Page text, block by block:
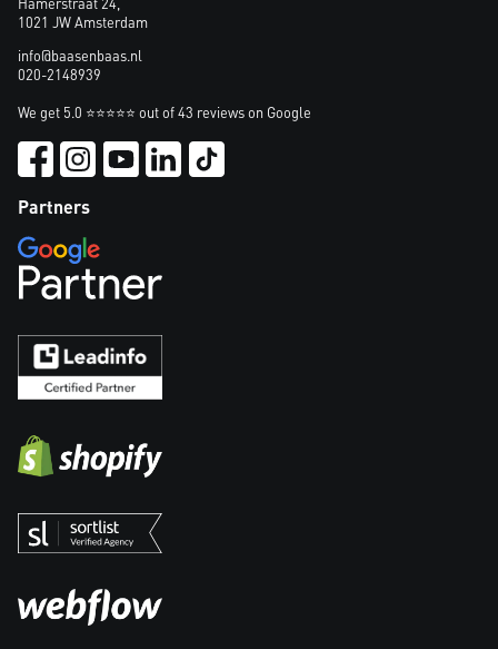
Hamerstraat 24,
1021 JW Amsterdam
info@baasenbaas.nl
020-2148939
We get 5.0 ⭐⭐⭐⭐⭐ out of 43 reviews on Google
Partners